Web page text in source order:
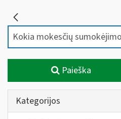
Paieška
Kategorijos